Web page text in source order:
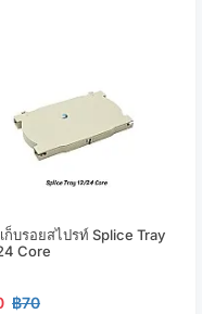
ก็บรอยสไปรท์ Splice Tray
Core
฿70